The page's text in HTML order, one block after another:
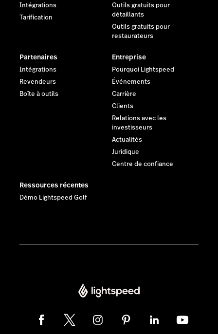
Intégrations
Tarification
Outils gratuits pour
détaillants
Outils gratuits pour
restaurateurs
Partenaires
Intégrations
Revendeurs
Boîte à outils
Entreprise
Pourquoi Lightspeed
Événements
Carrière
Clients
Relations avec les
investisseurs
Actualités
Juridique
Centre de confiance
Ressources récentes
Démo Lightspeed Golf